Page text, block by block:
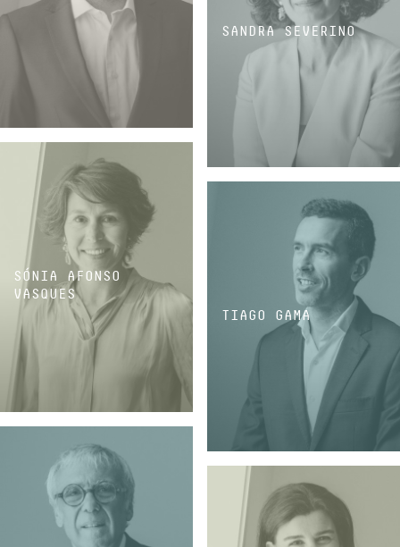
SÓCIO
SANDRA SEVERINO
SÓCIA
SÓNIA AFONSO
VASQUES
SÓCIA
TIAGO GAMA
SÓCIO